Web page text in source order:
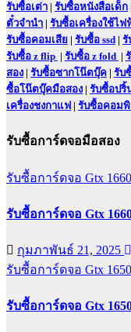
รับซื้อเต่า | รับซื้อหนังสือเด็ก
ตั๋วจำนำ | รับซื้อเครื่องใช้ไฟ
รับซื้อคอมเสีย | รับซื้อ ssd | รั
รับซื้อ z flip | รับซื้อ z fold |
สอง | รับซื้อซากโน๊ตบุ๊ค | รับ
ซื้อโน๊ตบุ๊คมือสอง | รับซื้อปริ้
เครื่องชงกาแฟ | รับซื้อคอมพิ
รับซื้อการ์ดจอมือสอง
รับซื้อการ์ดจอ Gtx 1660
รับซื้อการ์ดจอ Gtx
กุมภาพันธ์ 21, 2025
รับซื้อการ์ดจอ Gtx 1650
รับซื้อการ์ดจอ Gtx